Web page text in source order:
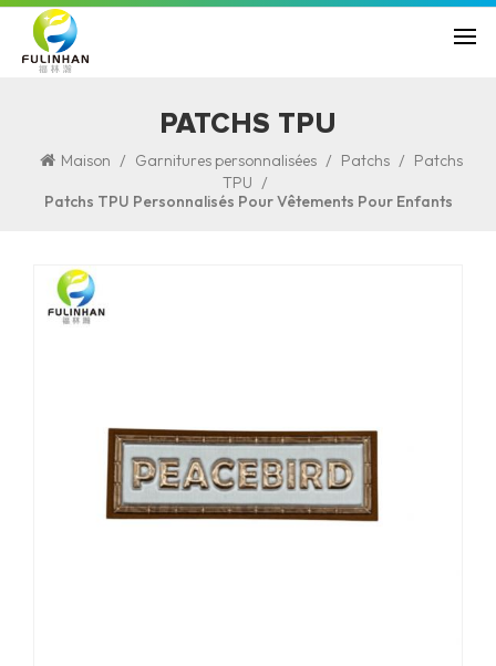
PATCHS TPU
Maison / Garnitures personnalisées / Patchs / Patchs
TPU /
Patchs TPU Personnalisés Pour Vêtements Pour Enfants